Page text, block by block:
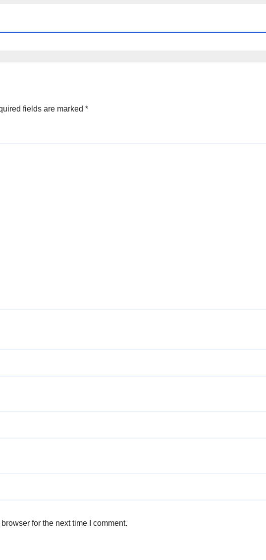
fields are marked *
for the next time I comment.